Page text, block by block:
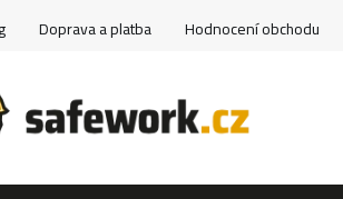
Doprava a platba Hodnocení obchodu